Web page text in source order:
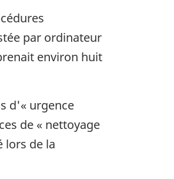
par ordinateur
environ huit
d'« urgence
de « nettoyage
lors de la